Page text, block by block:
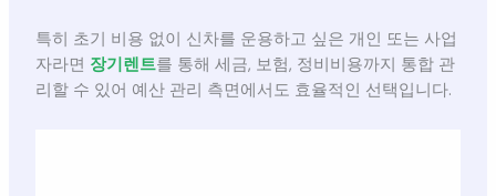
특히 초기 비용 없이 신차를 운용하고 싶은 개인 또는 사업
자라면 장기렌트를 통해 세금, 보험, 정비비용까지 통합 관
리할 수 있어 예산 관리 측면에서도 효율적인 선택입니다.